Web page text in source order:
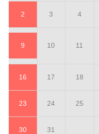
2 3 4
9 10 11
16 17 18
23 24 25
30 31